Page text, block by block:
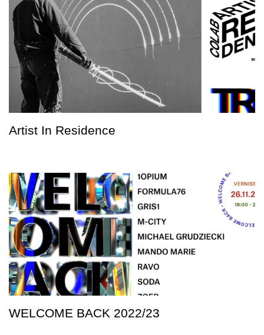
Artist In Residence
WELCOME BACK 2022/23